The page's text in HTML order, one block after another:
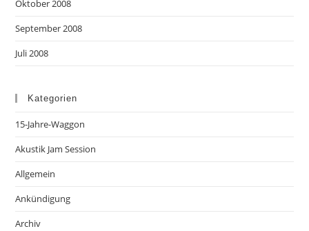
Oktober 2008
September 2008
Juli 2008
Kategorien
15-Jahre-Waggon
Akustik Jam Session
Allgemein
Ankündigung
Archiv